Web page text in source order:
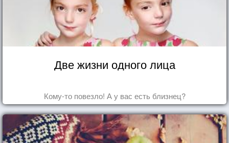
Две жизни одного лица
Кому-то повезло! А у вас есть близнец?